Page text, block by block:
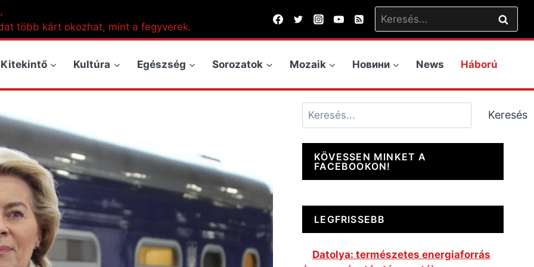
több kárt okozhat, mint a fegyverek.
Keresés:
Kitekintő Kultúra Egészség Sorozatok Mozaik Новини News Háború
Keresés Keresés
KÖVESSEN MINKET A
FACEBOOKON!
LEGFRISSEBB
Datolya: természetes energiaforrás